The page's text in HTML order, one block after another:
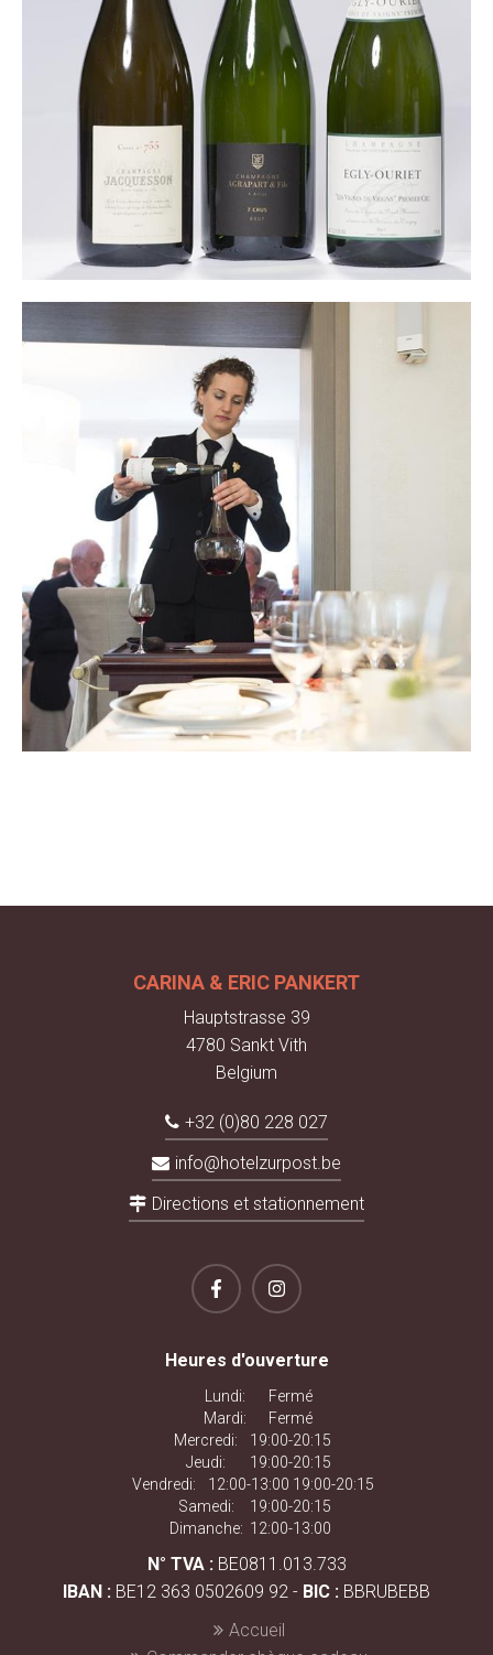
CARINA & ERIC PANKERT
Hauptstrasse 39
4780 Sankt Vith
Belgium
+32 (0)80 228 027
info@hotelzurpost.be
Directions et stationnement
Heures d'ouverture
Lundi:
Fermé
Mardi:
Fermé
Mercredi:
19:00-20:15
Jeudi:
19:00-20:15
Vendredi:
12:00-13:00 19:00-20:15
Samedi:
19:00-20:15
Dimanche: 12:00-13:00
N° TVA : BE0811.013.733
IBAN : BE12 363 0502609 92 - BIC : BBRUBEBB
Accueil